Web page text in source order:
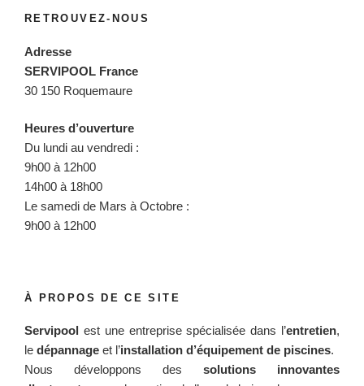
RETROUVEZ-NOUS
Adresse
SERVIPOOL France
30 150 Roquemaure
Heures d’ouverture
Du lundi au vendredi :
9h00 à 12h00
14h00 à 18h00
Le samedi de Mars à Octobre :
9h00 à 12h00
À PROPOS DE CE SITE
Servipool est une entreprise spécialisée dans l’entretien,
le dépannage et l’installation d’équipement de piscines.
Nous développons des solutions innovantes